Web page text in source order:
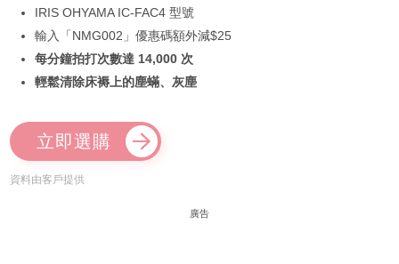
IRIS OHYAMA IC-FAC4 型號
輸入「NMG002」優惠碼額外減$25
每分鐘拍打次數達 14,000 次
輕鬆清除床褥上的塵蟎、灰塵
立即選購
資料由客戶提供
廣告